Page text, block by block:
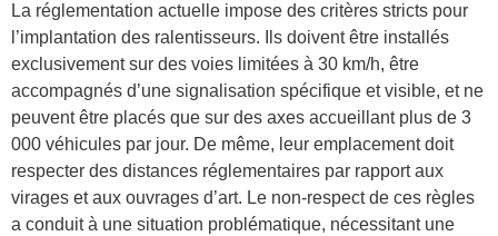
La réglementation actuelle impose des critères stricts pour
l’implantation des ralentisseurs. Ils doivent être installés
exclusivement sur des voies limitées à 30 km/h, être
accompagnés d’une signalisation spécifique et visible, et ne
peuvent être placés que sur des axes accueillant plus de 3
000 véhicules par jour. De même, leur emplacement doit
respecter des distances réglementaires par rapport aux
virages et aux ouvrages d’art. Le non-respect de ces règles
a conduit à une situation problématique, nécessitant une